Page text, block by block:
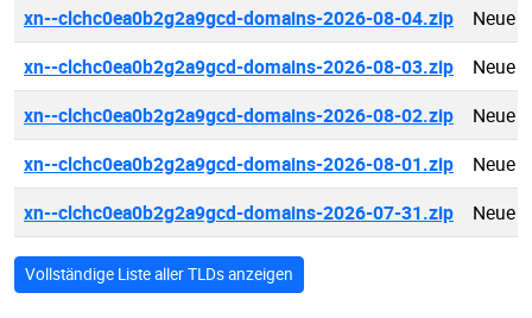
xn--clchc0ea0b2g2a9gcd-domains-2026-08-04.zip
Neue
xn--clchc0ea0b2g2a9gcd-domains-2026-08-03.zip
Neue
xn--clchc0ea0b2g2a9gcd-domains-2026-08-02.zip
Neue
xn--clchc0ea0b2g2a9gcd-domains-2026-08-01.zip
Neue
xn--clchc0ea0b2g2a9gcd-domains-2026-07-31.zip
Neue
Vollständige Liste aller TLDs anzeigen